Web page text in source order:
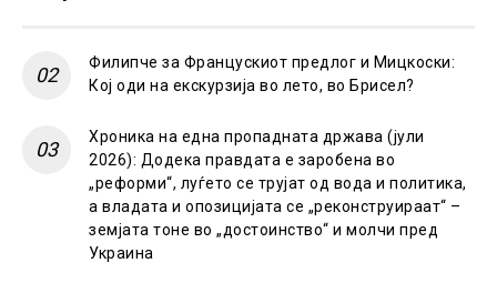
Филипче за Францускиот предлог и Мицкоски:
Кој оди на екскурзија во лето, во Брисел?
Хроника на една пропадната држава (јули
2026): Додека правдата е заробена во
„реформи“, луѓето се трујат од вода и политика,
а владата и опозицијата се „реконструираат“ –
земјата тоне во „достоинство“ и молчи пред
Украина